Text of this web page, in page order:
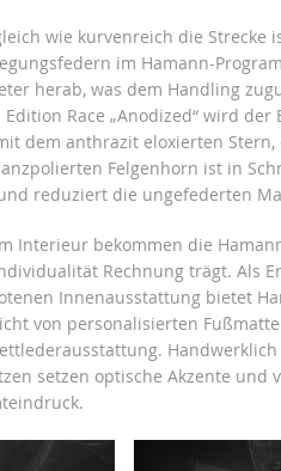
wie kurvenreich die
im Hamann-
herab, was dem Handling
Race „Anodized“ wird
dem anthrazit eloxierten
Felgenhorn ist in
reduziert die ungefederten
Interieur bekommen die
Rechnung trägt. Als
Innenausstattung bietet
von personalisierten
setzen optische Akzente